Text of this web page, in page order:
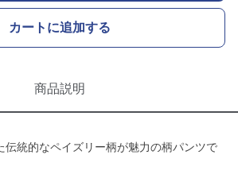
カートに追加する
商品説明
伝統的なペイズリー柄が魅力の柄パンツで